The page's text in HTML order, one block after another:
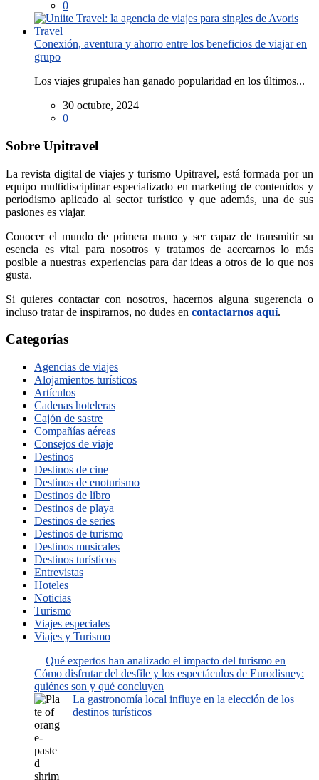
0
Conexión, aventura y ahorro entre los beneficios de viajar en
grupo
Los viajes grupales han ganado popularidad en los últimos...
30 octubre, 2024
0
Sobre Upitravel
La revista digital de viajes y turismo Upitravel, está formada por un
equipo multidisciplinar especializado en marketing de contenidos y
periodismo aplicado al sector turístico y que además, una de sus
pasiones es viajar.
Conocer el mundo de primera mano y ser capaz de transmitir su
esencia es vital para nosotros y tratamos de acercarnos lo más
posible a nuestras experiencias para dar ideas a otros de lo que nos
gusta.
Si quieres contactar con nosotros, hacernos alguna sugerencia o
incluso tratar de inspirarnos, no dudes en contactarnos aquí.
Categorías
Agencias de viajes
Alojamientos turísticos
Artículos
Cadenas hoteleras
Cajón de sastre
Compañías aéreas
Consejos de viaje
Destinos
Destinos de cine
Destinos de enoturismo
Destinos de libro
Destinos de playa
Destinos de series
Destinos de turismo
Destinos musicales
Destinos turísticos
Entrevistas
Hoteles
Noticias
Turismo
Viajes especiales
Viajes y Turismo
Qué expertos han analizado el impacto del turismo en
Cómo disfrutar del desfile y los espectáculos de Eurodisney:
quiénes son y qué concluyen
La gastronomía local influye en la elección de los
destinos turísticos